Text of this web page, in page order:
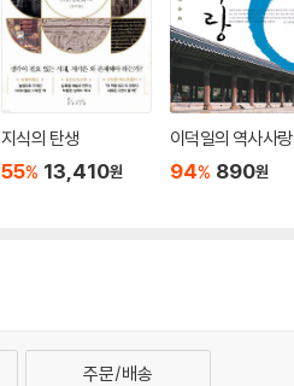
지식의 탄생
55% 13,410원
이덕일의 역사사랑
94% 890원
주문/배송